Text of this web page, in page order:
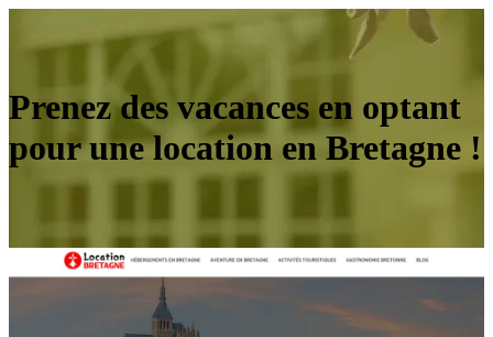
Prenez des vacances en optant
pour une location en Bretagne !